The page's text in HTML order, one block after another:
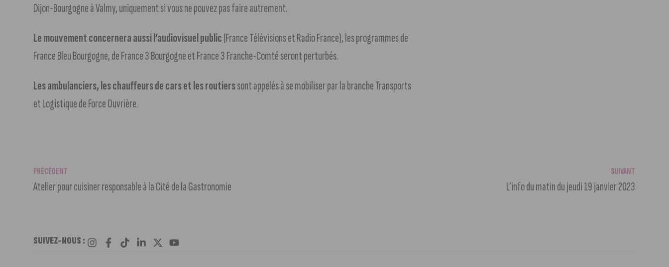
Dijon-Bourgogne à Valmy, uniquement si vous ne pouvez pas faire autrement.
Le mouvement concernera aussi l’audiovisuel public(France Télévisions et Radio France), les programmes de
France Bleu Bourgogne, de France 3 Bourgogne et France 3 Franche-Comté seront perturbés.
Les ambulanciers, les chauffeurs de cars et les routierssont appelés à se mobiliser par la branche Transports
et Logistique de Force Ouvrière.
PRÉCÉDENT
Atelier pour cuisiner responsable à la Cité de la Gastronomie
SUIVANT
L’info du matin du jeudi 19 janvier 2023
SUIVEZ-NOUS :